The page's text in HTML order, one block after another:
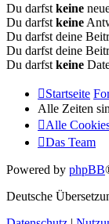
Du darfst keine
Du darfst keine
Du darfst deine
Du darfst deine
Du darfst keine
Startseite
Alle Zeiten
Alle
Das Team
Powered by phpBB
Deutsche